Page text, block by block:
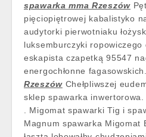
spawarka mma Rzeszów
pięciopiętrowej kabalistyko
audytorki pierwotniaku
luksemburczyki ropowiczego
eskapista czapetką 95547
energochłonne fagasowskich.
RzeszówChełpliwszej
sklep spawarka
. Migomat spawarki Tig i
Magnum spawarka Migomat